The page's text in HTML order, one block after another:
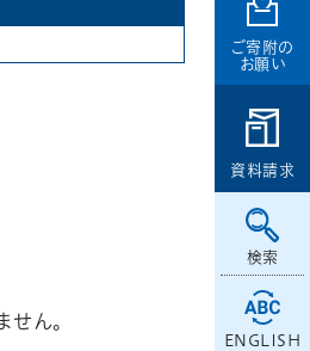
ご寄附の
お願い
資料請求
検索
ENGLISH
せん。